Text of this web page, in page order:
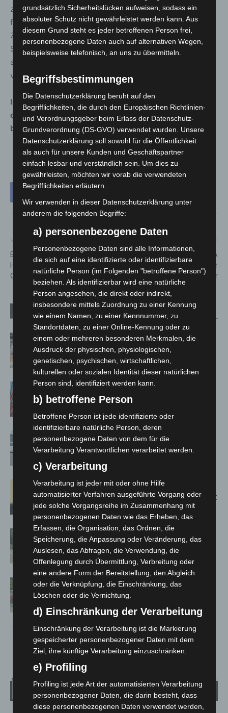
zu lassen und grundsätzlich skeptisch zu sein, wenn
fremde Personen mobile Geräte für
Zahlungsabwicklungen nutzen. Seriöse
Spendenorganisationen können sich in der Regel
ausweisen und drängen nicht zu spontanen Zahlungen
vor Ort.
Im Zweifel empfiehlt es sich, eine Spende abzulehnen
oder diese eigenständig und zeitversetzt über
bekannte und geprüfte Wege zu tätigen.
Buschbrand am Lindener
Hafen – Ausbreitung auf
Gewerbegebäude verhindert
Entspannt ans Wasser: ÜSTRA
Fahrradbus startet wieder
rund ums Steinhuder Meer
Verwandte Artikel Mehr vom Autor
Kunst trifft Weingenuss: Barbara-
Susann Mehring zeigt ihre Werke im
Jacques’ Wein-Depot Isernhagen
A2: Zweite Turbobaustelle startet
zwischen Hannover-West und
Niedersachsen: Feuerwehrkräfte
kehren nach Waldbrandeinsatz aus
Hannover: Erste Tigermücken-
Population in Niedersachsen entdeckt
Brand im „Haus der Begegnung“ in
Neuwarmbüchen schnell eingedämmt
Region Hannover: 21 neue
Notfallsanitäter starten beim Roten
Kreuz
Wetter
grundsätzlich Sicherheitslücken aufweisen, sodass ein
absoluter Schutz nicht gewährleistet werden kann. Aus
diesem Grund steht es jeder betroffenen Person frei,
personenbezogene Daten auch auf alternativen Wegen,
beispielsweise telefonisch, an uns zu übermitteln.
Begriffsbestimmungen
Die Datenschutzerklärung beruht auf den
Begrifflichkeiten, die durch den Europäischen Richtlinien-
und Verordnungsgeber beim Erlass der Datenschutz-
Grundverordnung (DS-GVO) verwendet wurden. Unsere
Datenschutzerklärung soll sowohl für die Öffentlichkeit
als auch für unsere Kunden und Geschäftspartner
einfach lesbar und verständlich sein. Um dies zu
gewährleisten, möchten wir vorab die verwendeten
Begrifflichkeiten erläutern.
Wir verwenden in dieser Datenschutzerklärung unter
anderem die folgenden Begriffe:
a) personenbezogene Daten
Personenbezogene Daten sind alle Informationen,
die sich auf eine identifizierte oder identifizierbare
natürliche Person (im Folgenden "betroffene Person")
beziehen. Als identifizierbar wird eine natürliche
Person angesehen, die direkt oder indirekt,
insbesondere mittels Zuordnung zu einer Kennung
wie einem Namen, zu einer Kennnummer, zu
Standortdaten, zu einer Online-Kennung oder zu
einem oder mehreren besonderen Merkmalen, die
Ausdruck der physischen, physiologischen,
genetischen, psychischen, wirtschaftlichen,
kulturellen oder sozialen Identität dieser natürlichen
Person sind, identifiziert werden kann.
b) betroffene Person
Betroffene Person ist jede identifizierte oder
identifizierbare natürliche Person, deren
personenbezogene Daten von dem für die
Verarbeitung Verantwortlichen verarbeitet werden.
c) Verarbeitung
Verarbeitung ist jeder mit oder ohne Hilfe
automatisierter Verfahren ausgeführte Vorgang oder
jede solche Vorgangsreihe im Zusammenhang mit
personenbezogenen Daten wie das Erheben, das
Erfassen, die Organisation, das Ordnen, die
Speicherung, die Anpassung oder Veränderung, das
Auslesen, das Abfragen, die Verwendung, die
Offenlegung durch Übermittlung, Verbreitung oder
eine andere Form der Bereitstellung, den Abgleich
oder die Verknüpfung, die Einschränkung, das
Löschen oder die Vernichtung.
d) Einschränkung der Verarbeitung
Einschränkung der Verarbeitung ist die Markierung
gespeicherter personenbezogener Daten mit dem
Ziel, ihre künftige Verarbeitung einzuschränken.
e) Profiling
Profiling ist jede Art der automatisierten Verarbeitung
personenbezogener Daten, die darin besteht, dass
diese personenbezogenen Daten verwendet werden,